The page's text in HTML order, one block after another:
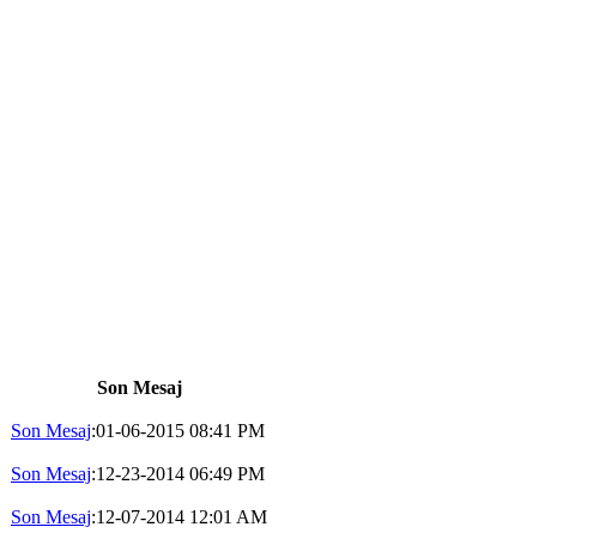
Son Mesaj
Son Mesaj:01-06-2015 08:41 PM
Son Mesaj:12-23-2014 06:49 PM
Son Mesaj:12-07-2014 12:01 AM